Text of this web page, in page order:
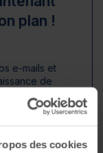
des cookies
plan !
e-mails et
de